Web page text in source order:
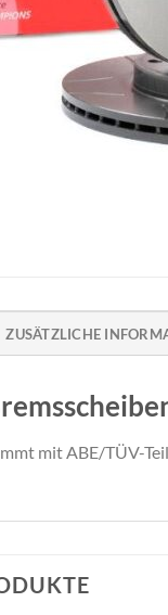
ZUSÄTZLICHE
mit ABE/TÜV-